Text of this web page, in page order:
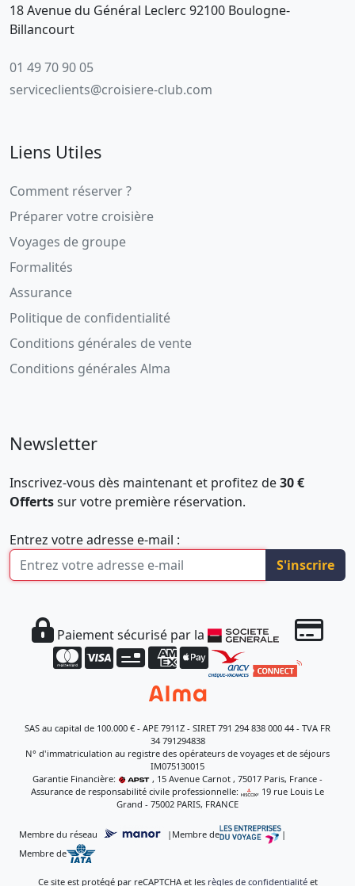
18 Avenue du Général Leclerc 92100 Boulogne-
Billancourt
01 49 70 90 05
serviceclients@croisiere-club.com
Liens Utiles
Comment réserver ?
Préparer votre croisière
Voyages de groupe
Formalités
Assurance
Politique de confidentialité
Conditions générales de vente
Conditions générales Alma
Newsletter
Inscrivez-vous dès maintenant et profitez de30 €
Offertssur votre première réservation.
Entrez votre adresse e-mail :
S'inscrire
Paiement sécurisé par la
SAS au capital de 100.000 € - APE 7911Z - SIRET 791 294 838 000 44 - TVA FR
34 791294838
N° d'immatriculation au registre des opérateurs de voyages et de séjours
IM075130015
Garantie Financière:
, 15 Avenue Carnot , 75017 Paris, France -
Assurance de responsabilité civile professionnelle:
, 19 rue Louis Le
Grand - 75002 PARIS, FRANCE
Membre du réseau | Membre de
|
Membre de
Ce site est protégé par reCAPTCHA et les règles de confidentialitéet